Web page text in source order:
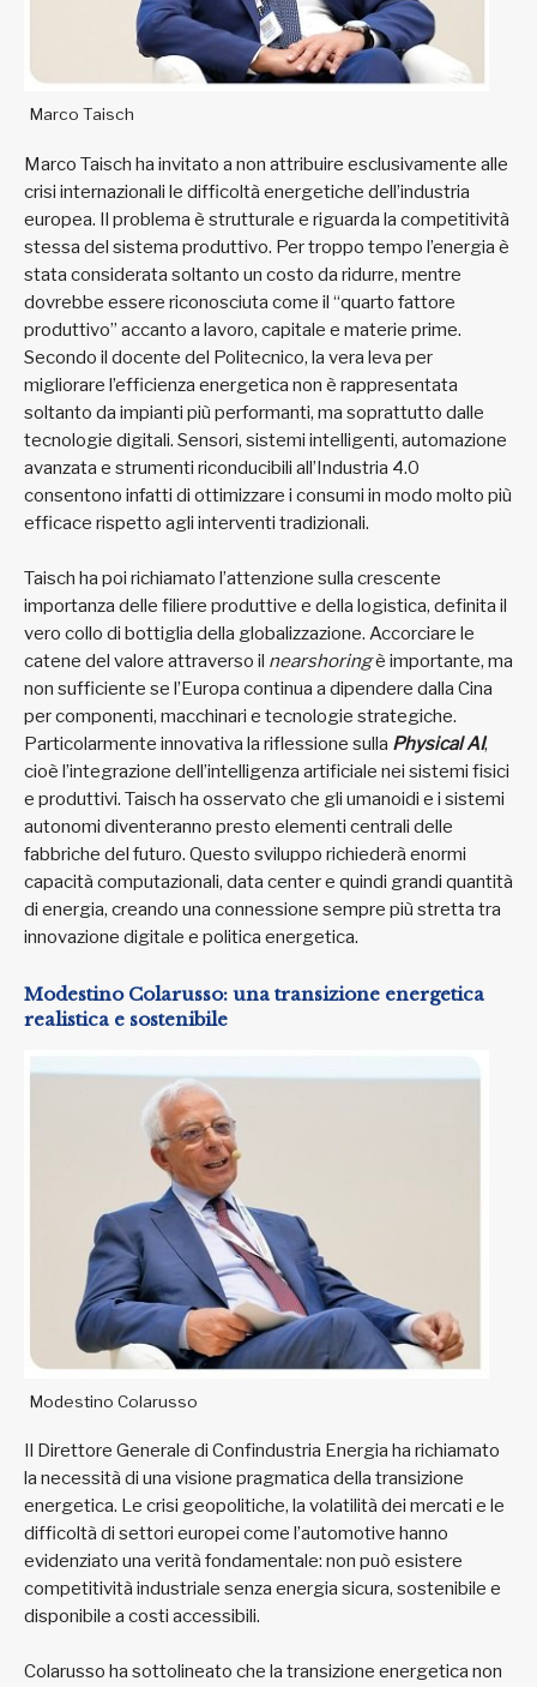
Marco Taisch
Marco Taisch ha invitato a non attribuire esclusivamente alle
crisi internazionali le difficoltà energetiche dell’industria
europea. Il problema è strutturale e riguarda la competitività
stessa del sistema produttivo. Per troppo tempo l’energia è
stata considerata soltanto un costo da ridurre, mentre
dovrebbe essere riconosciuta come il “quarto fattore
produttivo” accanto a lavoro, capitale e materie prime.
Secondo il docente del Politecnico, la vera leva per
migliorare l’efficienza energetica non è rappresentata
soltanto da impianti più performanti, ma soprattutto dalle
tecnologie digitali. Sensori, sistemi intelligenti, automazione
avanzata e strumenti riconducibili all’Industria 4.0
consentono infatti di ottimizzare i consumi in modo molto più
efficace rispetto agli interventi tradizionali.
Taisch ha poi richiamato l’attenzione sulla crescente
importanza delle filiere produttive e della logistica, definita il
vero collo di bottiglia della globalizzazione. Accorciare le
catene del valore attraverso il nearshoringè importante, ma
non sufficiente se l’Europa continua a dipendere dalla Cina
per componenti, macchinari e tecnologie strategiche.
Particolarmente innovativa la riflessione sulla Physical AI,
cioè l’integrazione dell’intelligenza artificiale nei sistemi fisici
e produttivi. Taisch ha osservato che gli umanoidi e i sistemi
autonomi diventeranno presto elementi centrali delle
fabbriche del futuro. Questo sviluppo richiederà enormi
capacità computazionali, data center e quindi grandi quantità
di energia, creando una connessione sempre più stretta tra
innovazione digitale e politica energetica.
Modestino Colarusso: una transizione energetica
realistica e sostenibile
Modestino Colarusso
Il Direttore Generale di Confindustria Energia ha richiamato
la necessità di una visione pragmatica della transizione
energetica. Le crisi geopolitiche, la volatilità dei mercati e le
difficoltà di settori europei come l’automotive hanno
evidenziato una verità fondamentale: non può esistere
competitività industriale senza energia sicura, sostenibile e
disponibile a costi accessibili.
Colarusso ha sottolineato che la transizione energetica non